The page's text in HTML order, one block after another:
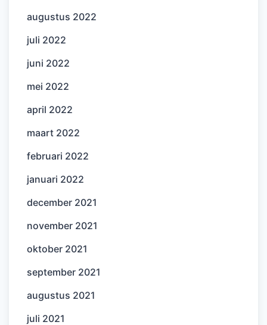
augustus 2022
juli 2022
juni 2022
mei 2022
april 2022
maart 2022
februari 2022
januari 2022
december 2021
november 2021
oktober 2021
september 2021
augustus 2021
juli 2021